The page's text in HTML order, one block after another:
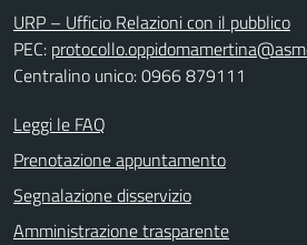
URP – Ufficio Relazioni con il pubblico
PEC:
Centralino unico: 0966 879111
Leggi le FAQ
Prenotazione appuntamento
Segnalazione disservizio
Amministrazione trasparente